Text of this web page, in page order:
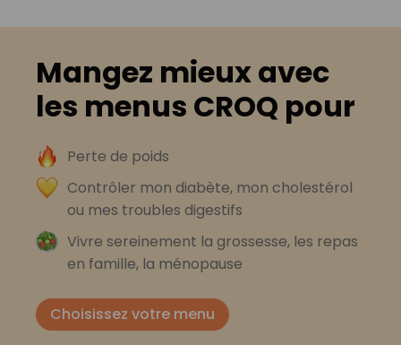
Mangez mieux avec
les menus CROQ pour
Perte de poids
Contrôler mon diabète, mon cholestérol
ou mes troubles digestifs
Vivre sereinement la grossesse, les repas
en famille, la ménopause
Choisissez votre menu